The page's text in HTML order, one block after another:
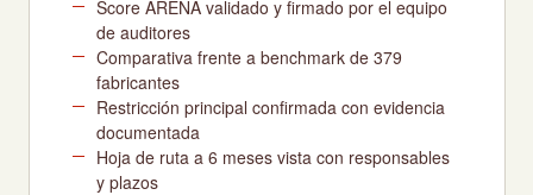
Score ARENA validado y firmado por el equipo
de auditores
Comparativa frente a benchmark de 379
fabricantes
Restricción principal confirmada con evidencia
documentada
Hoja de ruta a 6 meses vista con responsables
y plazos